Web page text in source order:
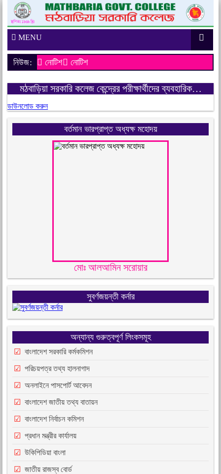
MENU
নিউজ: নোটিশ
নোটিশ
মঠবাড়িয়া সরকারি কলেজ কেন্দ্রের পরীক্ষার্থীদের ব্যবহারিক…
ডাউনলোড করুন
বর্তমান ভারপ্রাপ্ত অধ্যক্ষ মহোদয়
মোঃ আলআমিন সরোয়ার
সুবর্ণজয়ন্তী কর্নার
অন্যান্য গুরুত্বপূর্ণ লিংকসমূহ
বাংলাদেশ সরকারি কর্মকমিশন
পরিচয়পত্র তথ্য হালনাগাদ
অনলাইনে পাসপোর্ট আবেদন
বাংলাদেশ জাতীয় তথ্য বাতায়ন
বাংলাদেশ নির্বাচন কমিশন
প্রধান মন্ত্রীর কার্যালয়
উকিপিডিয়া বাংলা
জাতীয় রাজস্ব বোর্ড